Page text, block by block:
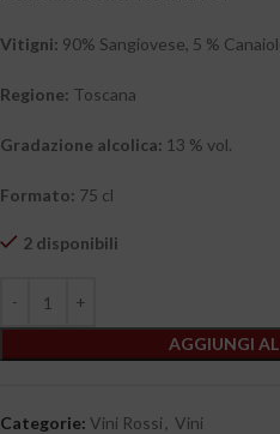
Vitigni: 90% Sangiovese, 5 %
Regione: Toscana
Gradazione alcolica: 13 % vol.
Formato: 75 cl
2 disponibili
AGGIUNGI AL
Categorie: Vini Rossi , Vini